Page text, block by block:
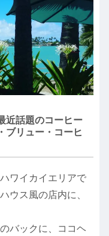
近話題のコーヒー
ブリュー・コーヒ
ワイカイエリアで
ウス風の店内に、
バックに、ココヘ